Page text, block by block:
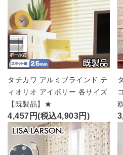
タチカワ アルミブラインド テ
ィオリオ アイボリー 各サイズ
【既製品】★
4,457円(税込4,903円)